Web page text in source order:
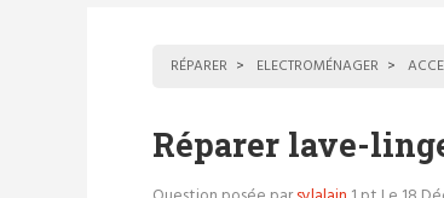
RÉPARER ELECTROMÉNAGER
Réparer lave-